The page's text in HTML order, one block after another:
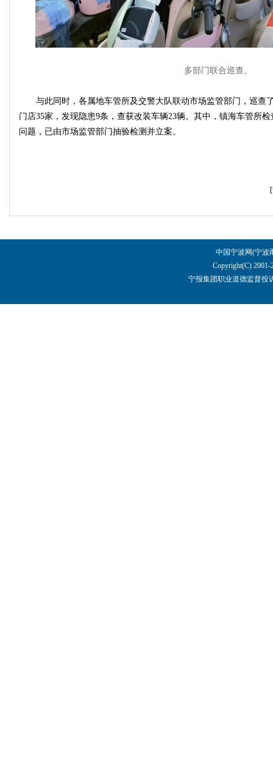
多部门联合巡查。
与此同时，各属地车管所及交警大队联动市场监管部门，巡查
门店35家，发现隐患9条，查获改装车辆23辆。其中，镇海车管所
问题，已由市场监管部门抽验检测并立案。
中国宁波网(宁波
Copyright(C) 2001-
宁报集团职业道德监督